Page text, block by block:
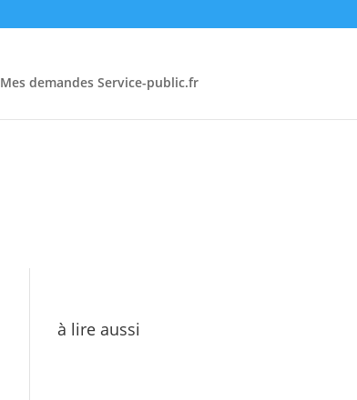
Mes demandes Service-public.fr
à lire aussi